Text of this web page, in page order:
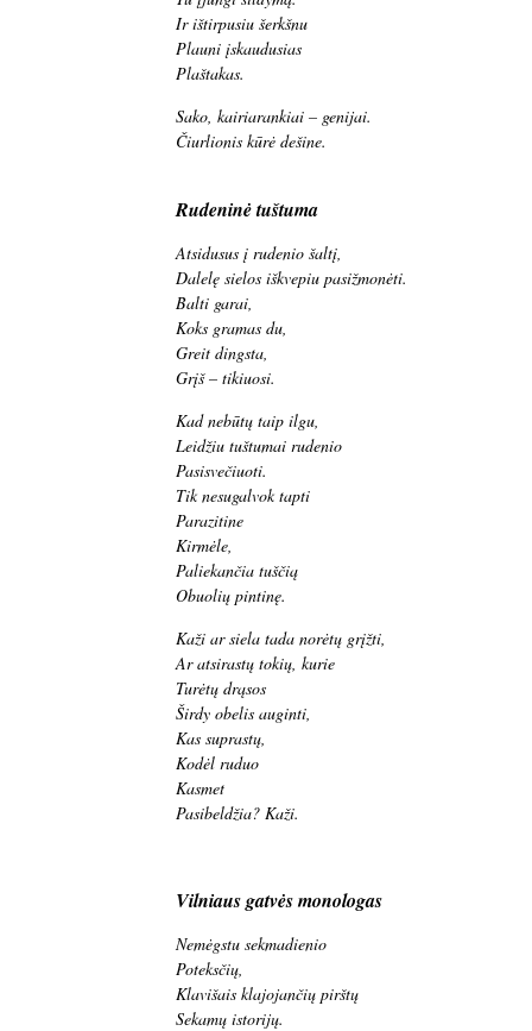
Ir ištirpusiu šerkšnu
Plauni įskaudusias
Plaštakas.
Sako, kairiarankiai – genijai.
Čiurlionis kūrė dešine.
Rudeninė tuštuma
Atsidusus į rudenio šaltį,
Dalelę sielos iškvepiu pasižmonėti.
Balti garai,
Koks gramas du,
Greit dingsta,
Grįš – tikiuosi.
Kad nebūtų taip ilgu,
Leidžiu tuštumai rudenio
Pasisvečiuoti.
Tik nesugalvok tapti
Parazitine
Kirmėle,
Paliekančia tuščią
Obuolių pintinę.
Kaži ar siela tada norėtų grįžti,
Ar atsirastų tokių, kurie
Turėtų drąsos
Širdy obelis auginti,
Kas suprastų,
Kodėl ruduo
Kasmet
Pasibeldžia? Kaži.
Vilniaus gatvės monologas
Nemėgstu sekmadienio
Poteksčių,
Klavišais klajojančių pirštų
Sekamų istorijų.